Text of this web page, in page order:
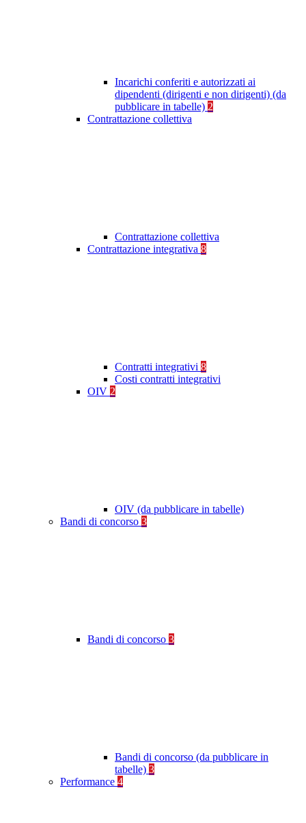
Incarichi conferiti e autorizzati ai
dipendenti (dirigenti e non dirigenti) (da
pubblicare in tabelle) 2
Contrattazione collettiva
Contrattazione collettiva
Contrattazione integrativa 8
Contratti integrativi 8
Costi contratti integrativi
OIV 2
OIV (da pubblicare in tabelle)
Bandi di concorso 3
Bandi di concorso 3
Bandi di concorso (da pubblicare in
tabelle) 3
Performance 4